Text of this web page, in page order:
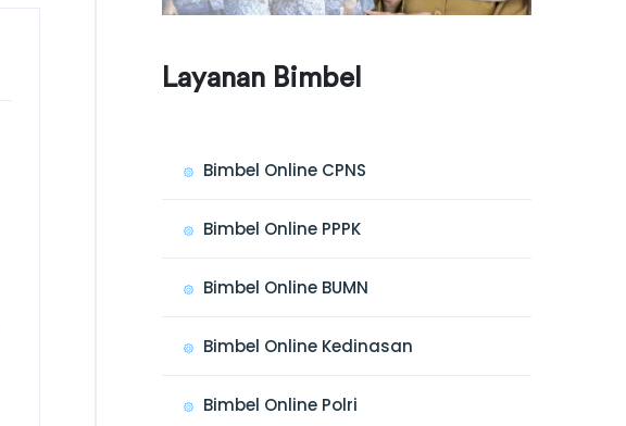
Layanan Bimbel
Bimbel Online CPNS
Bimbel Online PPPK
Bimbel Online BUMN
Bimbel Online Kedinasan
Bimbel Online Polri